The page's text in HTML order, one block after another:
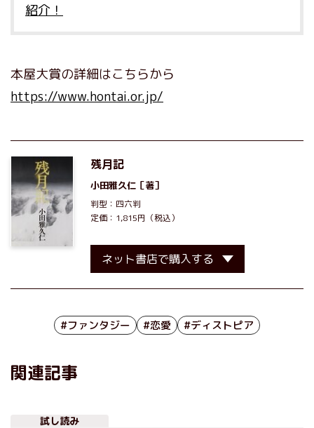
紹介！
本屋大賞の詳細はこちらから
https://www.hontai.or.jp/
残月記
小田雅久仁 ［著］
判型：四六判
定価：1,815円（税込）
ネット書店で購入する
#ファンタジー #恋愛 #ディストピア
関連記事
試し読み